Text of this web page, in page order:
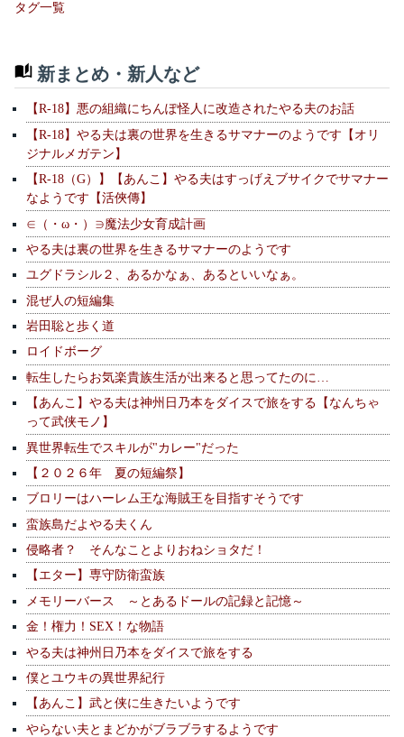
タグ一覧
新まとめ・新人など
【R-18】悪の組織にちんぽ怪人に改造されたやる夫のお話
【R-18】やる夫は裏の世界を生きるサマナーのようです【オリ
ジナルメガテン】
【R-18（G）】【あんこ】やる夫はすっげえブサイクでサマナー
なようです【活俠傳】
∈（・ω・）∋魔法少女育成計画
やる夫は裏の世界を生きるサマナーのようです
ユグドラシル２、あるかなぁ、あるといいなぁ。
混ぜ人の短編集
岩田聡と歩く道
ロイドボーグ
転生したらお気楽貴族生活が出来ると思ってたのに…
【あんこ】やる夫は神州日乃本をダイスで旅をする【なんちゃ
って武侠モノ】
異世界転生でスキルが"カレー"だった
【２０２６年 夏の短編祭】
ブロリーはハーレム王な海賊王を目指すそうです
蛮族島だよやる夫くん
侵略者？ そんなことよりおねショタだ！
【エター】専守防衛蛮族
メモリーバース ～とあるドールの記録と記憶～
金！権力！SEX！な物語
やる夫は神州日乃本をダイスで旅をする
僕とユウキの異世界紀行
【あんこ】武と侠に生きたいようです
やらない夫とまどかがブラブラするようです